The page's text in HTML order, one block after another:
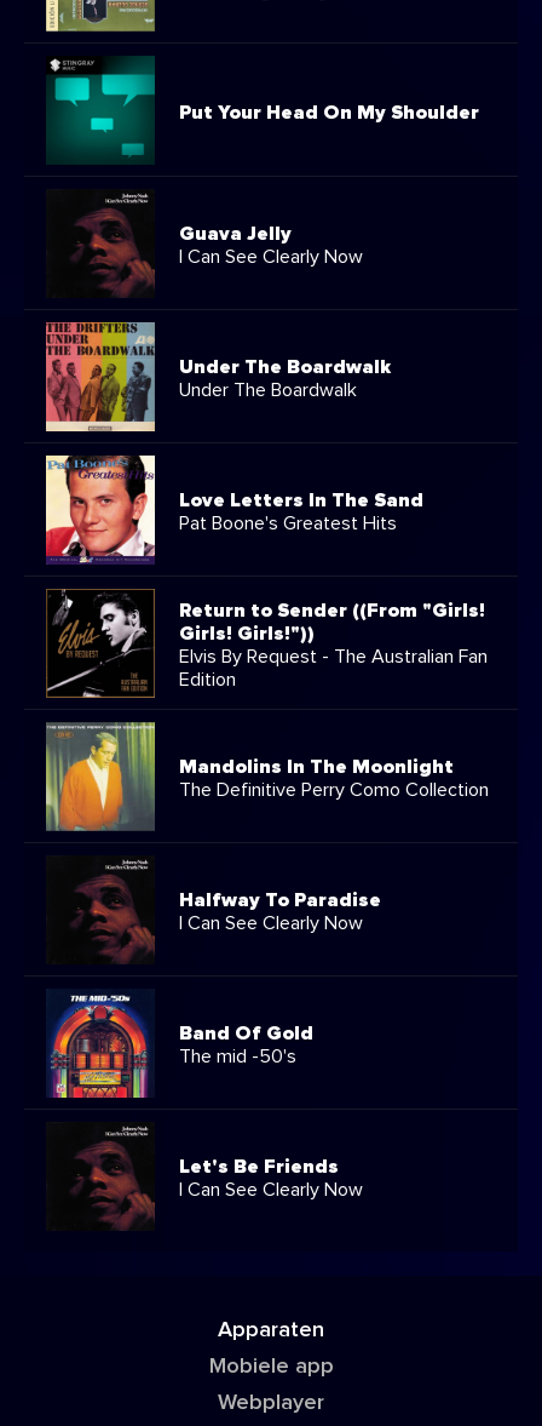
Put Your Head On My Shoulder
Guava Jelly
I Can See Clearly Now
Under The Boardwalk
Under The Boardwalk
Love Letters In The Sand
Pat Boone's Greatest Hits
Return to Sender ((From "Girls!
Girls! Girls!"))
Elvis By Request - The Australian Fan
Edition
Mandolins In The Moonlight
The Definitive Perry Como Collection
Halfway To Paradise
I Can See Clearly Now
Band Of Gold
The mid -50's
Let's Be Friends
I Can See Clearly Now
Apparaten
Mobiele app
Webplayer